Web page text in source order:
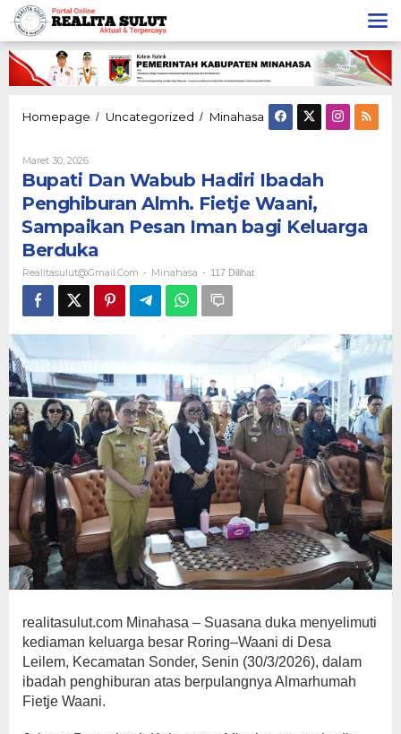
Lewati
ke
konten
Homepage / Uncategorized / Minahasa Bupati
Dan
Ibadah
Penghiburan
Almh.
Fietje
Berduka
Maret 30, 2026Oleh
Realitasulut@gmail.com
Bupati Dan Wabub Hadiri Ibadah
Penghiburan Almh. Fietje Waani,
Sampaikan Pesan Iman bagi Keluarga
Berduka
Realitasulut@gmail.com - Minahasa - 117 Dilihat
realitasulut.com Minahasa – Suasana duka menyelimuti
kediaman keluarga besar Roring–Waani di Desa
Leilem, Kecamatan Sonder, Senin (30/3/2026), dalam
ibadah penghiburan atas berpulangnya Almarhumah
Fietje Waani.